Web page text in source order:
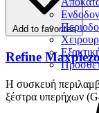
Add to favorites
Refine
Η συσκευή
ξέστρα υπερήχων